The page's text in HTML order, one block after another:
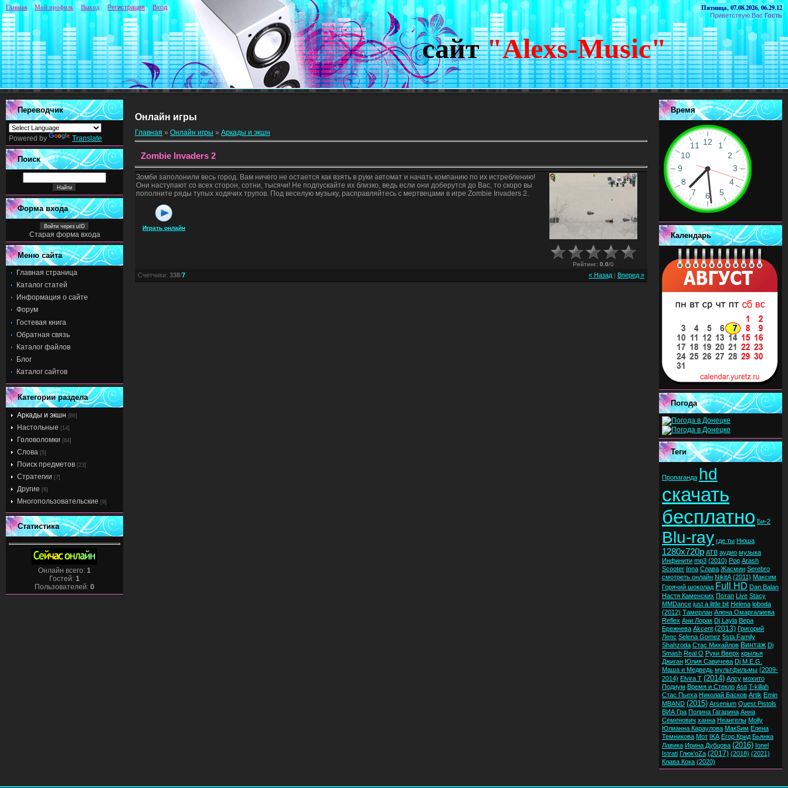
Пятница, 07.08.2026, 06.29.12
Приветствую Вас Гость
сайт "Alexs-Music"
Главная Мой профиль Выход Регистрация Вход
Переводчик
Powered by Translate
Поиск
Форма входа
Войти через uID
Старая форма входа
Меню сайта
Главная страница
Каталог статей
Информация о сайте
Форум
Гостевая книга
Обратная связь
Каталог файлов
Блог
Каталог сайтов
Категории раздела
Аркады и экшн [86]
Настольные [14]
Головоломки [64]
Слова [5]
Поиск предметов [23]
Стратегии [7]
Другие [6]
Многопользовательские [9]
Статистика
Онлайн всего: 1
Гостей: 1
Пользователей: 0
Онлайн игры
Главная » Онлайн игры » Аркады и экшн
Zombie Invaders 2
Зомби заполонили весь город. Вам ничего не остается как взять в руки автомат и начать компанию по их истреблению!
Они наступают со всех сторон, сотни, тысячи! Не подпускайте их близко, ведь если они доберутся до Вас, то скоро вы
пополните ряды тупых ходячих трупов. Под веселую музыку, расправляйтесь с мертвецами в игре Zombie Invaders 2.
Играть онлайн
Рейтинг: 0.0/0
« Назад| Вперед »
Счетчики: 338/7
Время
Календарь
Погода
Теги
Пропаганда hd
скачать
бесплатно Би-2
Blu-ray где ты Нюша
1280x720p ATB аудио музыка
Инфинити mp3 (2010) Pop Arash
Scooter Inna Слава Жасмин Serebro
смотреть онлайн NikitA (2011) Максим
Горячий шоколад Full HD Dan Balan
Настя Каменских Потап Live Stacy
MMDance just a little bit Helena loboda
(2012) Тамерлан Алена Омаргалиева
Reflex Ани Лорак Dj Layla Вера
Брежнева Akcent (2013) Григорий
Лепс Selena Gomez 5sta Family
Shahzoda Стас Михайлов Винтаж Dj
Smash Real O Руки Вверх крылья
Джиган Юлия Савичева Dj M.E.G.
Маша и Медведь мультфильмы (2009-
2014) Elvira T (2014) Алсу мохито
Подиум Время и Стекло Asti T-killah
Стас Пьеха Николай Басков Artik Emin
MBAND (2015) Arsenium Quest Pistols
ВИА Гра Полина Гагарина Анна
Семенович ханна Неангелы Molly
Юлианна Караулова МакSим Елена
Темникова Мот IKA Егор Крид Бьянка
Лавика Ирина Дубцова (2016) Ionel
Istrati Глюк'oZa (2017) (2018) (2021)
Клава Кока (2020)